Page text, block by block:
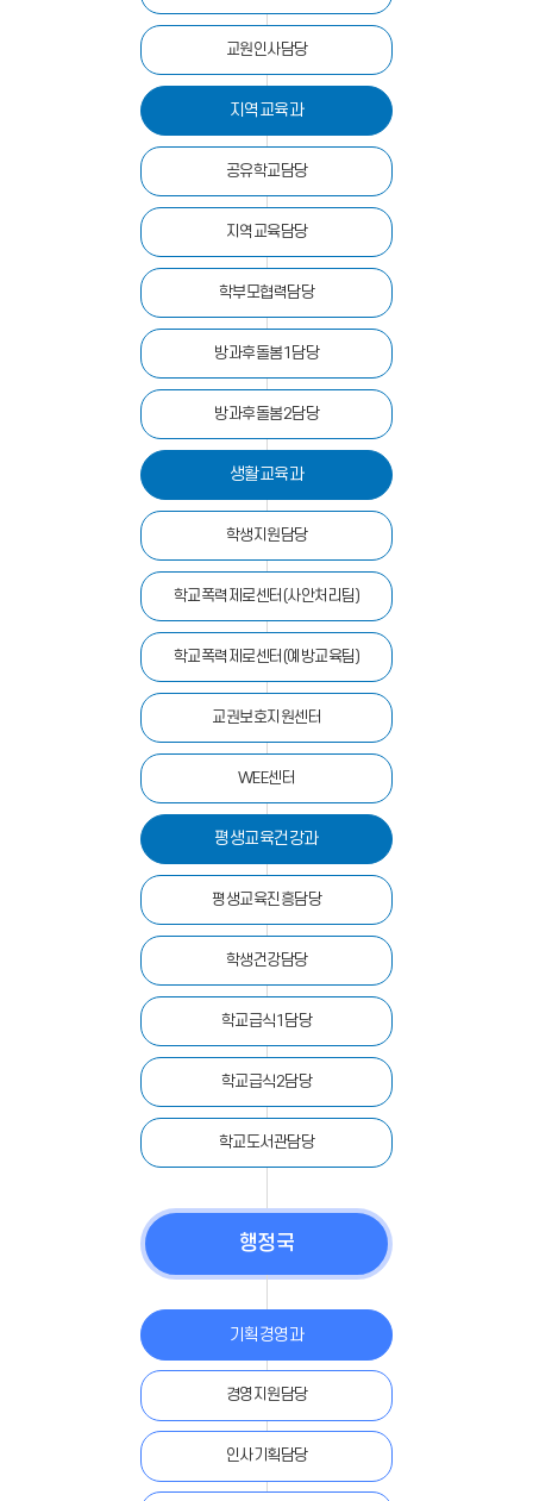
교원인사담당
지역교육과
공유학교담당
지역교육담당
학부모협력담당
방과후돌봄1담당
방과후돌봄2담당
생활교육과
학생지원담당
학교폭력제로센터(사안처리팀)
학교폭력제로센터(예방교육팀)
교권보호지원센터
WEE센터
평생교육건강과
평생교육진흥담당
학생건강담당
학교급식1담당
학교급식2담당
학교도서관담당
행정국
기획경영과
경영지원담당
인사기획담당